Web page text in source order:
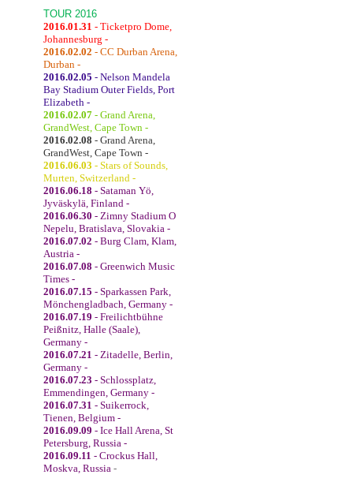
TOUR 2016
2016.01.31 - Ticketpro Dome,
Johannesburg -
2016.02.02 - CC Durban Arena,
Durban -
2016.02.05 - Nelson Mandela
Bay Stadium Outer Fields, Port
Elizabeth -
2016.02.07 - Grand Arena,
GrandWest, Cape Town -
2016.02.08 - Grand Arena,
GrandWest, Cape Town -
2016.06.03 - Stars of Sounds,
Murten, Switzerland -
2016.06.18 - Sataman Yö,
Jyväskylä, Finland -
2016.06.30 - Zimny Stadium O
Nepelu, Bratislava, Slovakia -
2016.07.02 - Burg Clam, Klam,
Austria -
2016.07.08 - Greenwich Music
Times -
2016.07.15 - Sparkassen Park,
Mönchengladbach, Germany -
2016.07.19 - Freilichtbühne
Peißnitz, Halle (Saale),
Germany -
2016.07.21 - Zitadelle, Berlin,
Germany -
2016.07.23 - Schlossplatz,
Emmendingen, Germany -
2016.07.31 - Suikerrock,
Tienen, Belgium -
2016.09.09 - Ice Hall Arena, St
Petersburg, Russia -
2016.09.11 - Crockus Hall,
Moskva, Russia -